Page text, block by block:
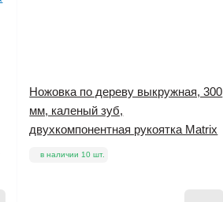
Ножовка по дереву выкружная, 300
мм, каленый зуб,
двухкомпонентная рукоятка Matrix
в наличии 10 шт.